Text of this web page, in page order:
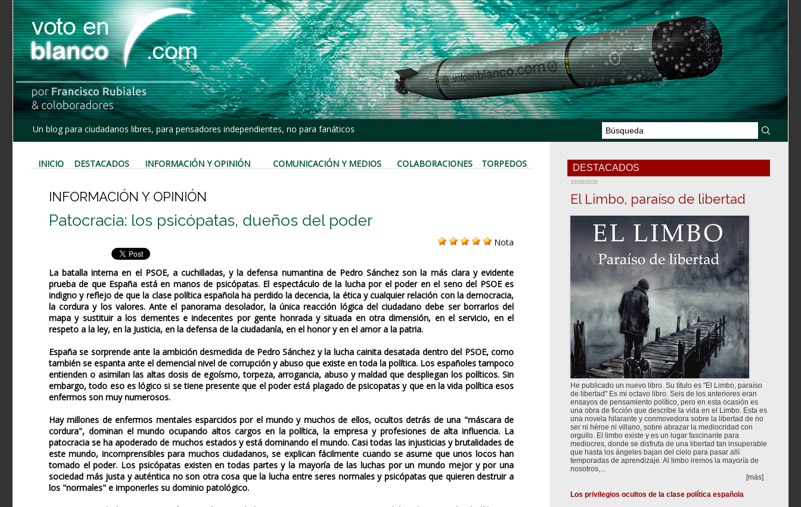
Un blog para ciudadanos libres, para pensadores independientes, no para fanáticos
INICIO DESTACADOS INFORMACIÓN Y OPINIÓN COMUNICACIÓN Y MEDIOS COLABORACIONES TORPEDOS
INFORMACIÓN Y OPINIÓN
Patocracia: los psicópatas, dueños del poder
Nota
La batalla interna en el PSOE, a cuchilladas, y la defensa numantina de Pedro Sánchez son la más clara y evidente
prueba de que España está en manos de psicópatas. El espectáculo de la lucha por el poder en el seno del PSOE es
indigno y reflejo de que la clase política española ha perdido la decencia, la ética y cualquier relación con la democracia,
la cordura y los valores. Ante el panorama desolador, la única reacción lógica del ciudadano debe ser borrarlos del
mapa y sustituir a los dementes e indecentes por gente honrada y situada en otra dimensión, en el servicio, en el
respeto a la ley, en la Justicia, en la defensa de la ciudadanía, en el honor y en el amor a la patria.
España se sorprende ante la ambición desmedida de Pedro Sánchez y la lucha cainita desatada dentro del PSOE, como
también se espanta ante el demencial nivel de corrupción y abuso que existe en toda la política. Los españoles tampoco
entienden o asimilan las altas dosis de egoísmo, torpeza, arrogancia, abuso y maldad que despliegan los políticos. Sin
embargo, todo eso es lógico si se tiene presente que el poder está plagado de psicopatas y que en la vida política esos
enfermos son muy numerosos.
Hay millones de enfermos mentales esparcidos por el mundo y muchos de ellos, ocultos detrás de una "máscara de
cordura", dominan el mundo ocupando altos cargos en la política, la empresa y profesiones de alta influencia. La
patocracia se ha apoderado de muchos estados y está dominando el mundo. Casi todas las injusticias y brutalidades de
este mundo, incomprensibles para muchos ciudadanos, se explican fácilmente cuando se asume que unos locos han
tomado el poder. Los psicópatas existen en todas partes y la mayoría de las luchas por un mundo mejor y por una
sociedad más justa y auténtica no son otra cosa que la lucha entre seres normales y psicópatas que quieren destruir a
los "normales" e imponerles su dominio patológico.
DESTACADOS
18/06/2026
El Limbo, paraíso de libertad
He publicado un nuevo libro. Su título es "El Limbo, paraíso
de libertad" Es mi octavo libro. Seis de los anteriores eran
ensayos de pensamiento político, pero en esta ocasión es
una obra de ficción que describe la vida en el Limbo. Esta es
una novela hilarante y conmovedora sobre la libertad de no
ser ni héroe ni villano, sobre abrazar la mediocridad con
orgullo. El limbo existe y es un lugar fascinante para
mediocres, donde se disfruta de una libertad tan insuperable
que hasta los ángeles bajan del cielo para pasar allí
temporadas de aprendizaje. Al limbo iremos la mayoría de
nosotros,...
[más]
Los privilegios ocultos de la clase política española